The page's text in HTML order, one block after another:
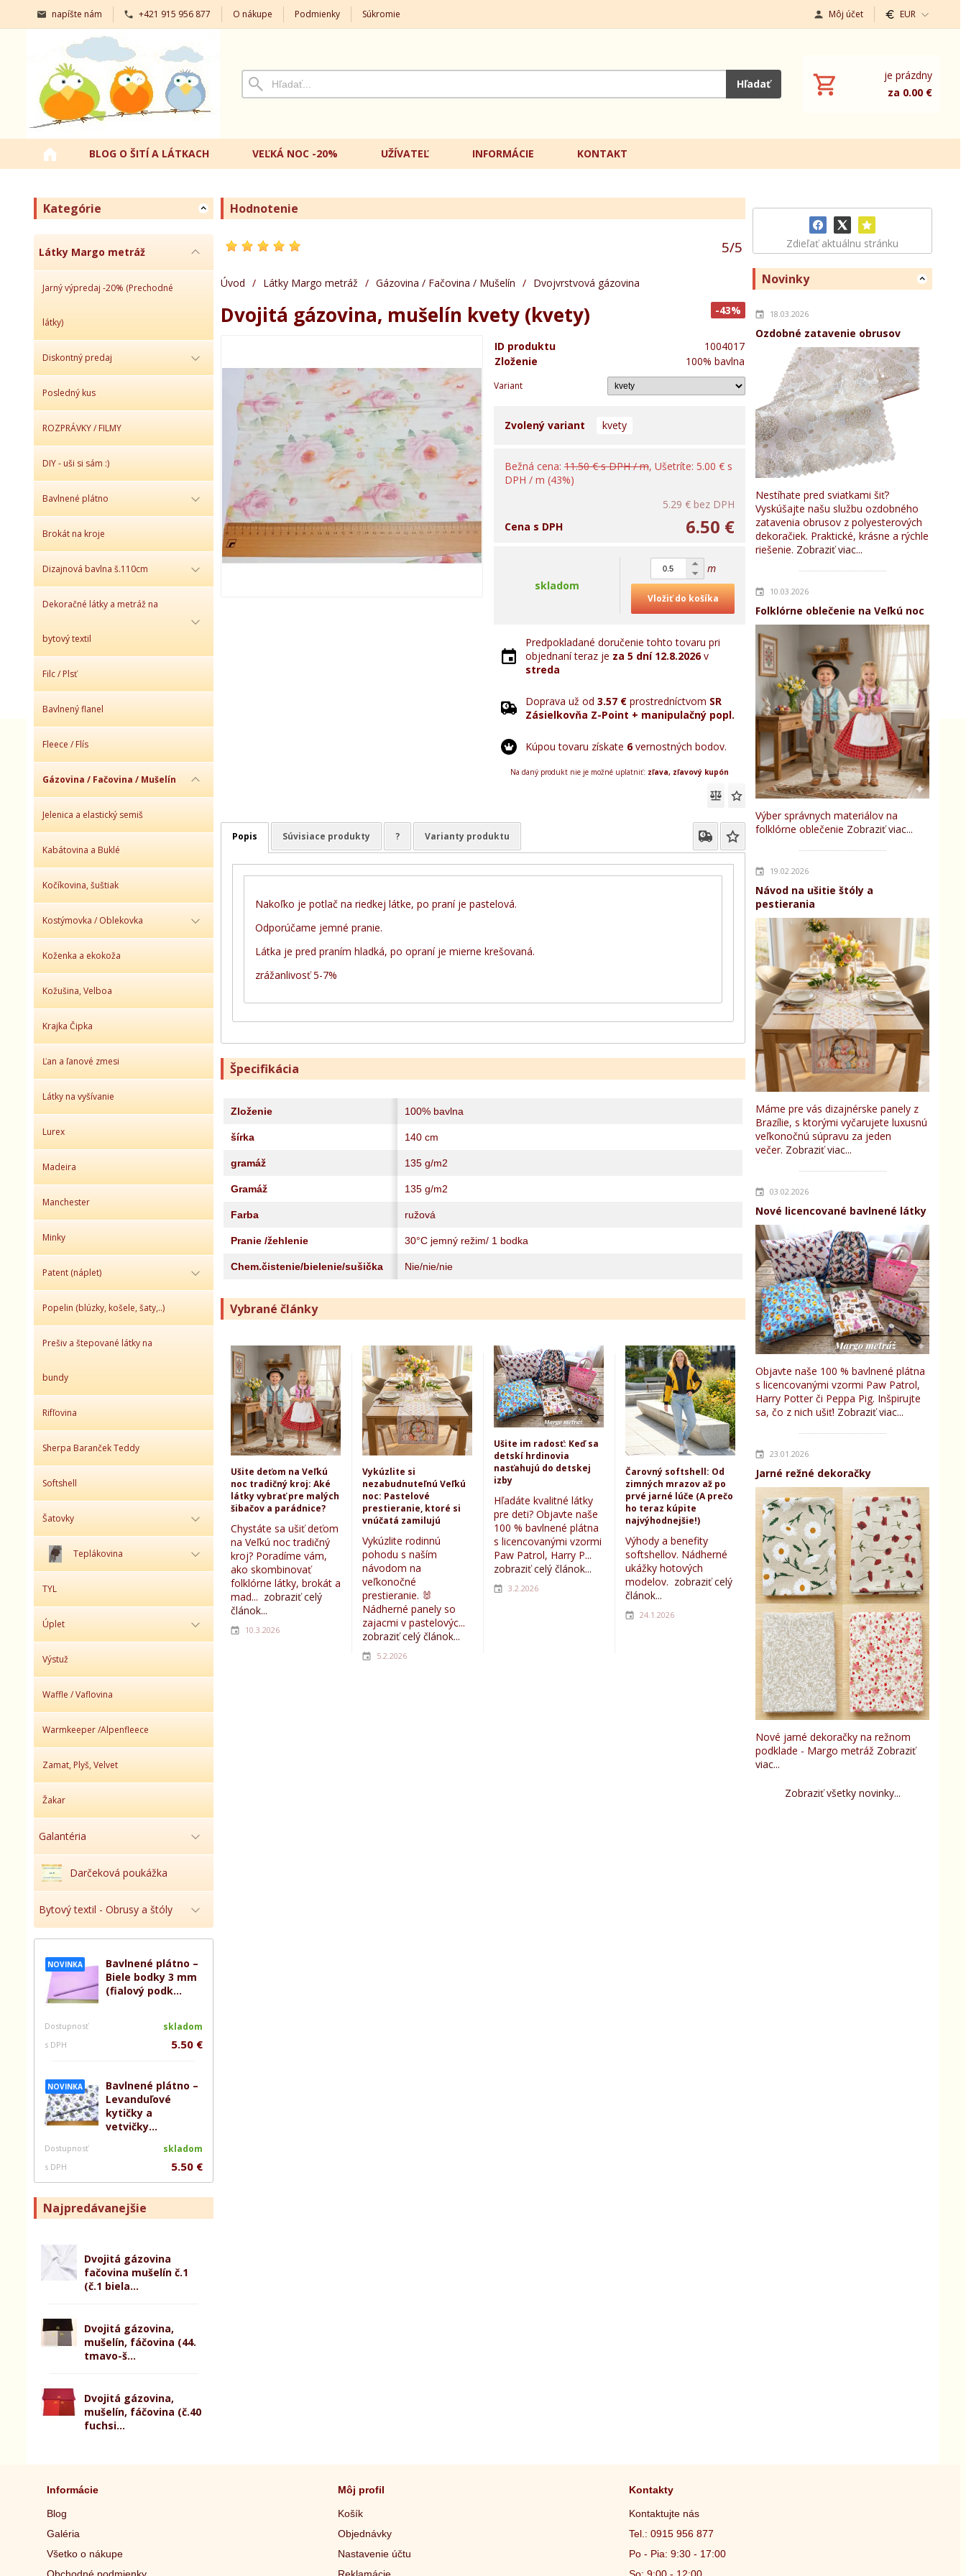
napíšte nám +421 915 956 877 O nákupe Podmienky Súkromie Môj účet EUR
Hľadať
je prázdny
za 0.00 €
BLOG O ŠITÍ A LÁTKACH VEĽKÁ NOC -20% UŽÍVATEĽ INFORMÁCIE KONTAKT
Kategórie
Látky Margo metráž
Jarný výpredaj -20% (Prechodné
látky)
Diskontný predaj
Posledný kus
ROZPRÁVKY / FILMY
DIY - uši si sám :)
Bavlnené plátno
Brokát na kroje
Dizajnová bavlna š.110cm
Dekoračné látky a metráž na
bytový textil
Filc / Plsť
Bavlnený flanel
Fleece / Flís
Gázovina / Fačovina / Mušelín
Jelenica a elastický semiš
Kabátovina a Buklé
Kočíkovina, šuštiak
Kostýmovka / Oblekovka
Koženka a ekokoža
Kožušina, Velboa
Krajka Čipka
Ľan a ľanové zmesi
Látky na vyšívanie
Lurex
Madeira
Manchester
Minky
Patent (náplet)
Popelin (blúzky, košele, šaty,..)
Prešiv a štepované látky na
bundy
Rifľovina
Sherpa Baranček Teddy
Softshell
Šatovky
Teplákovina
TYL
Úplet
Výstuž
Waffle / Vaflovina
Warmkeeper /Alpenfleece
Zamat, Plyš, Velvet
Žakar
Galantéria
Darčeková poukážka
Bytový textil - Obrusy a štóly
NOVINKA
Bavlnené plátno –
Biele bodky 3 mm
(fialový podk...
Dostupnosť skladom
s DPH 5.50 €
NOVINKA
Bavlnené plátno –
Levanduľové
kytičky a
vetvičky...
Dostupnosť skladom
s DPH 5.50 €
Najpredávanejšie
Dvojitá gázovina
fačovina mušelín č.1
(č.1 biela...
Dvojitá gázovina,
mušelín, fáčovina (44.
tmavo-š...
Dvojitá gázovina,
mušelín, fáčovina (č.40
fuchsi...
Zdieľať aktuálnu stránku
Novinky
18.03.2026
Ozdobné zatavenie obrusov
Nestíhate pred sviatkami šiť?
Vyskúšajte našu službu ozdobného
zatavenia obrusov z polyesterových
dekoračiek. Praktické, krásne a rýchle
riešenie. Zobraziť viac...
10.03.2026
Folklórne oblečenie na Veľkú noc
Výber správnych materiálov na
folklórne oblečenie Zobraziť viac...
19.02.2026
Návod na ušitie štóly a
pestierania
Máme pre vás dizajnérske panely z
Brazílie, s ktorými vyčarujete luxusnú
veľkonočnú súpravu za jeden
večer. Zobraziť viac...
03.02.2026
Nové licencované bavlnené látky
Objavte naše 100 % bavlnené plátna
s licencovanými vzormi Paw Patrol,
Harry Potter či Peppa Pig. Inšpirujte
sa, čo z nich ušiť! Zobraziť viac...
23.01.2026
Jarné režné dekoračky
Nové jarné dekoračky na režnom
podklade - Margo metráž Zobraziť
viac...
Zobraziť všetky novinky...
Hodnotenie
5/5
Úvod / Látky Margo metráž / Gázovina / Fačovina / Mušelín / Dvojvrstvová gázovina
-43%
Dvojitá gázovina, mušelín kvety (kvety)
ID produktu
1004017
Zloženie
100% bavlna
Variant
Zvolený variant kvety
Bežná cena: 11.50 € s DPH / m, Ušetríte: 5.00 € s
DPH / m (43%)
5.29 € bez DPH
6.50 €
Cena s DPH
skladom
m
Vložiť do košíka
Predpokladané doručenie tohto tovaru pri
objednaní teraz je za 5 dní 12.8.2026v
streda
Doprava už od 3.57 € prostredníctvom SR
Zásielkovňa Z-Point + manipulačný popl.
Kúpou tovaru získate 6vernostných bodov.
Na daný produkt nie je možné uplatniť: zľava, zľavový kupón
Popis Súvisiace produkty ? Varianty produktu
Nakoľko je potlač na riedkej látke, po praní je pastelová.
Odporúčame jemné pranie.
Látka je pred praním hladká, po opraní je mierne krešovaná.
zrážanlivosť 5-7%
Špecifikácia
Zloženie 100% bavlna
šírka 140 cm
gramáž 135 g/m2
Gramáž 135 g/m2
Farba ružová
Pranie /žehlenie 30°C jemný režim/ 1 bodka
Chem.čistenie/bielenie/sušička Nie/nie/nie
Vybrané články
Ušite deťom na Veľkú
noc tradičný kroj: Aké
látky vybrať pre malých
šibačov a parádnice?
Chystáte sa ušiť deťom
na Veľkú noc tradičný
kroj? Poradíme vám,
ako skombinovať
folklórne látky, brokát a
mad... zobraziť celý
článok...
10.3.2026
Vykúzlite si
nezabudnuteľnú Veľkú
noc: Pastelové
prestieranie, ktoré si
vnúčatá zamilujú
Vykúzlite rodinnú
pohodu s naším
návodom na
veľkonočné
prestieranie. 🐰
Nádherné panely so
zajacmi v pastelovýc...
zobraziť celý článok...
5.2.2026
Ušite im radosť: Keď sa
detskí hrdinovia
nasťahujú do detskej
izby
Hľadáte kvalitné látky
pre deti? Objavte naše
100 % bavlnené plátna
s licencovanými vzormi
Paw Patrol, Harry P...
zobraziť celý článok...
3.2.2026
Čarovný softshell: Od
zimných mrazov až po
prvé jarné lúče (A prečo
ho teraz kúpite
najvýhodnejšie!)
Výhody a benefity
softshellov. Nádherné
ukážky hotových
modelov. zobraziť celý
článok...
24.1.2026
Informácie
Blog
Galéria
Všetko o nákupe
Môj profil
Košík
Objednávky
Nastavenie účtu
Kontakty
Kontaktujte nás
Tel.: 0915 956 877
Po - Pia: 9:30 - 17:00